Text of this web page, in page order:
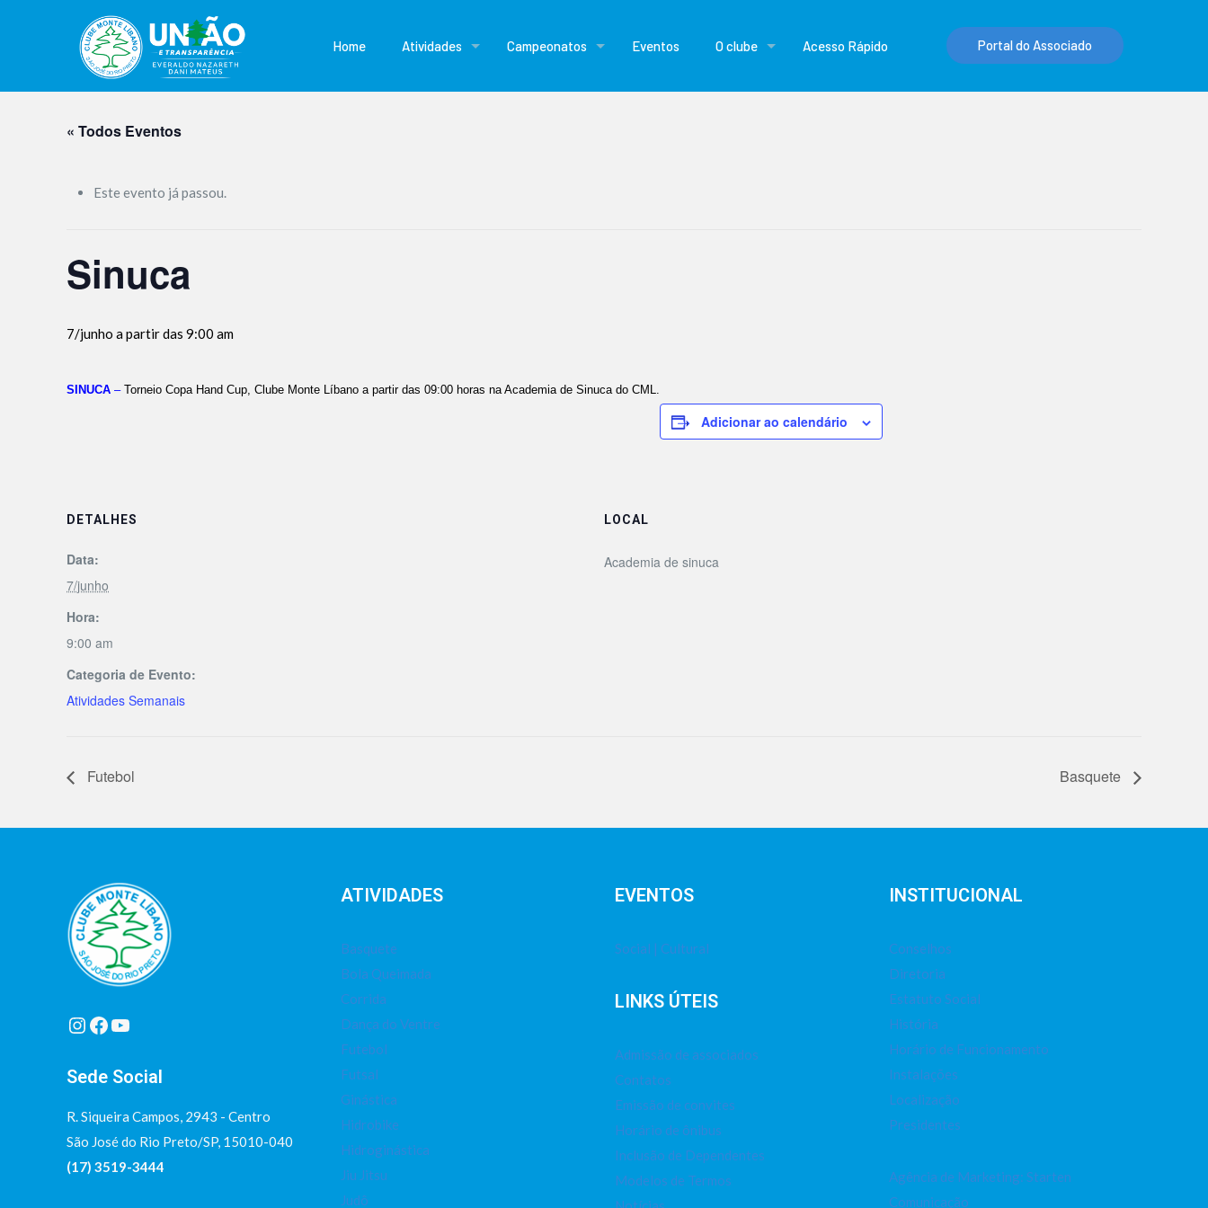
Home Atividades Campeonatos Eventos O clube Acesso Rápido Portal do Associado
« Todos Eventos
Este evento já passou.
Sinuca
7/junho a partir das 9:00 am
SINUCA –Torneio Copa Hand Cup, C lube Monte Líbano a partir das 09:00 horas na Academia de Sinuca do CML.
Adicionar ao calendário
DETALHES
Data:
7/junho
Hora:
9:00 am
Categoria de Evento:
Atividades Semanais
LOCAL
Academia de sinuca
Futebol Basquete
Instagram
Facebook
Youtube
Sede Social
R. Siqueira Campos, 2943 - Centro
São José do Rio Preto/SP, 15010-040
(17) 3519-3444
ATIVIDADES
Basquete
Bola Queimada
Corrida
Dança do Ventre
Futebol
Futsal
Ginástica
Hidrobike
Hidroginástica
Jiu Jitsu
Judô
EVENTOS
Social | Cultural
LINKS ÚTEIS
Admissão de associados
Contatos
Emissão de convites
Horário de ônibus
Inclusão de Dependentes
Modelos de Termos
INSTITUCIONAL
Conselhos
Diretoria
Estatuto Social
História
Horário de Funcionamento
Instalações
Localização
Presidentes
Agência de Marketing: Starten
Comunicação